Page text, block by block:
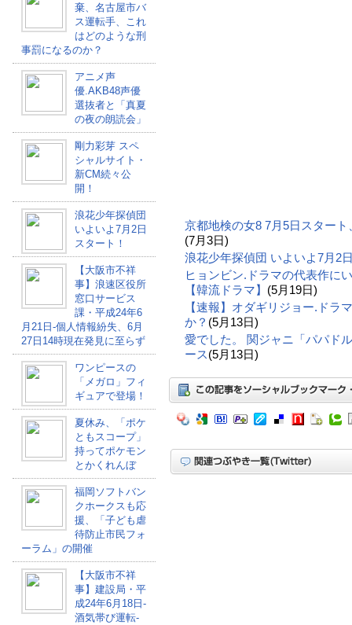
棄、名古屋市バ
ス運転手、これ
はどのような刑
事罰になるのか？
アニメ声
優.AKB48声優
選抜者と「真夏
の夜の朗読会」
剛力彩芽 スペ
シャルサイト・
新CM続々公
開！
浪花少年探偵団
いよいよ7月2日
スタート！
【大阪市不祥
事】浪速区役所
窓口サービス
課・平成24年6
月21日-個人情報紛失、6月
27日14時現在発見に至らず
ワンピースの
「メガロ」フィ
ギュアで登場！
夏休み、「ポケ
ともスコープ」
持ってポケモン
とかくれんぼ
福岡ソフトバン
クホークスも応
援、「子ども虐
待防止市民フォ
ーラム」の開催
【大阪市不祥
事】建設局・平
成24年6月18日-
酒気帯び運転-
京都地検の女8 7月5日スター
(7月3日)
浪花少年探偵団 いよいよ7月2
ヒョンビン.ドラマの代表作に
【韓流ドラマ】 (5月19日)
【速報】オダギリジョー.ドラ
か？ (5月13日)
愛でした。 関ジャニ「パパド
ース(5月13日)